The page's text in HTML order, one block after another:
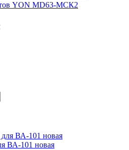
YON MD63-МСК2
ВА-101 новая